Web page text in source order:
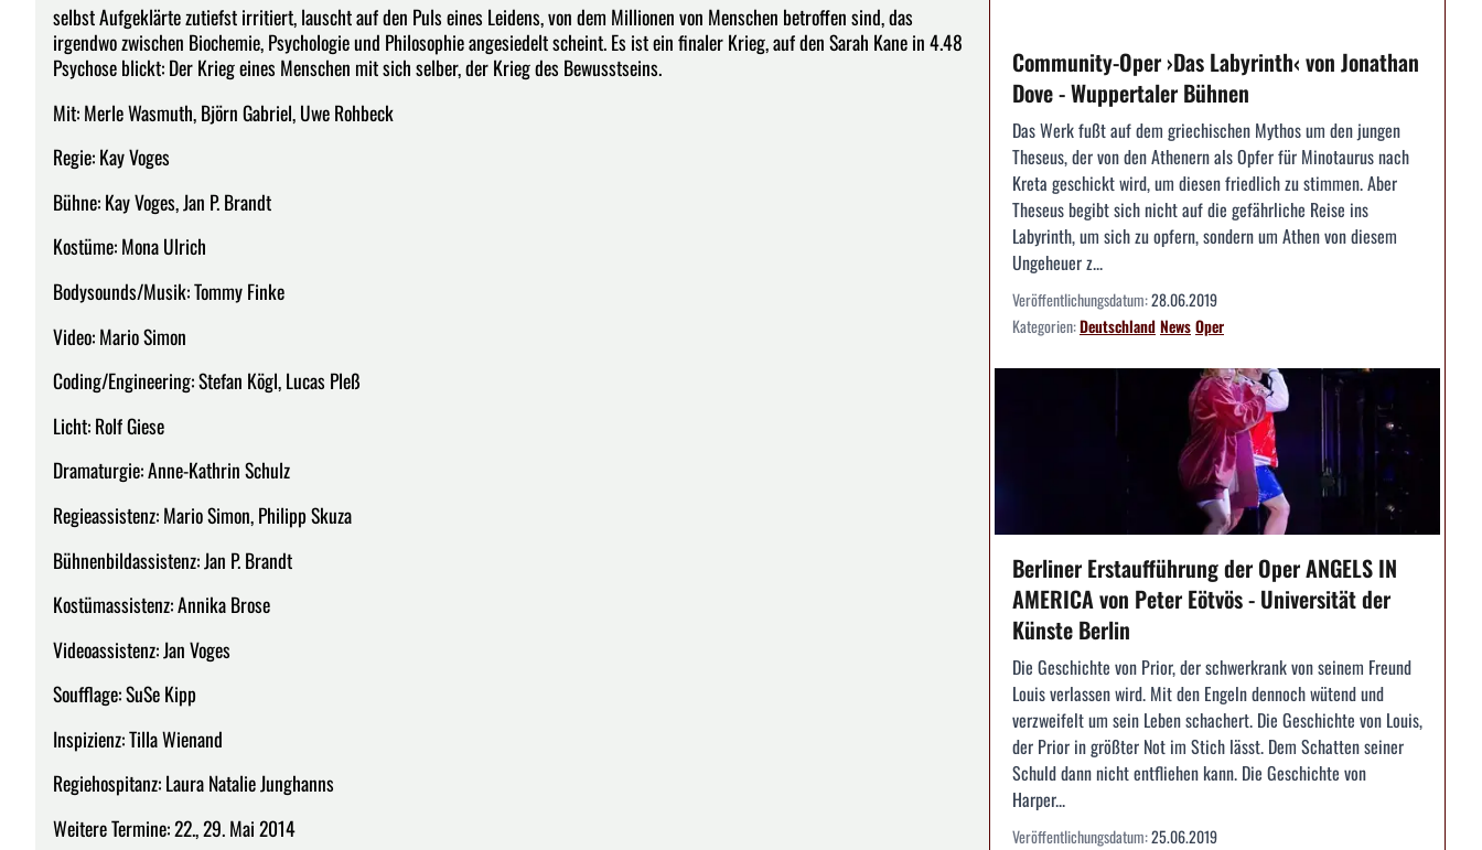
selbst Aufgeklärte zutiefst irritiert, lauscht auf den Puls eines Leidens, von dem Millionen von Menschen betroffen sind, das
irgendwo zwischen Biochemie, Psychologie und Philosophie angesiedelt scheint. Es ist ein finaler Krieg, auf den Sarah Kane in 4.48
Psychose blickt: Der Krieg eines Menschen mit sich selber, der Krieg des Bewusstseins.
Mit: Merle Wasmuth, Björn Gabriel, Uwe Rohbeck
Regie: Kay Voges
Bühne: Kay Voges, Jan P. Brandt
Kostüme: Mona Ulrich
Bodysounds/Musik: Tommy Finke
Video: Mario Simon
Coding/Engineering: Stefan Kögl, Lucas Pleß
Licht: Rolf Giese
Dramaturgie: Anne-Kathrin Schulz
Regieassistenz: Mario Simon, Philipp Skuza
Bühnenbildassistenz: Jan P. Brandt
Kostümassistenz: Annika Brose
Videoassistenz: Jan Voges
Soufflage: SuSe Kipp
Inspizienz: Tilla Wienand
Regiehospitanz: Laura Natalie Junghanns
Weitere Termine: 22., 29. Mai 2014
Community-Oper ›Das Labyrinth‹ von Jonathan
Dove - Wuppertaler Bühnen
Das Werk fußt auf dem griechischen Mythos um den jungen
Theseus, der von den Athenern als Opfer für Minotaurus nach
Kreta geschickt wird, um diesen friedlich zu stimmen. Aber
Theseus begibt sich nicht auf die gefährliche Reise ins
Labyrinth, um sich zu opfern, sondern um Athen von diesem
Ungeheuer z...
Veröffentlichungsdatum:28.06.2019
Kategorien:DeutschlandNewsOper
Berliner Erstaufführung der Oper ANGELS IN
AMERICA von Peter Eötvös - Universität der
Künste Berlin
Die Geschichte von Prior, der schwerkrank von seinem Freund
Louis verlassen wird. Mit den Engeln dennoch wütend und
verzweifelt um sein Leben schachert. Die Geschichte von Louis,
der Prior in größter Not im Stich lässt. Dem Schatten seiner
Schuld dann nicht entfliehen kann. Die Geschichte von
Harper...
Veröffentlichungsdatum:25.06.2019